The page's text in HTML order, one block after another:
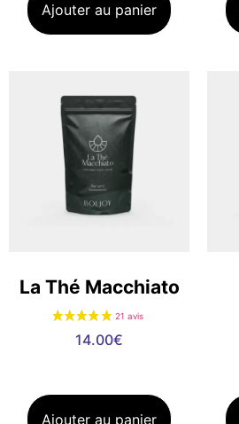
Ajouter au panier
La Thé Macchiato
14.00€
Ajouter au panier